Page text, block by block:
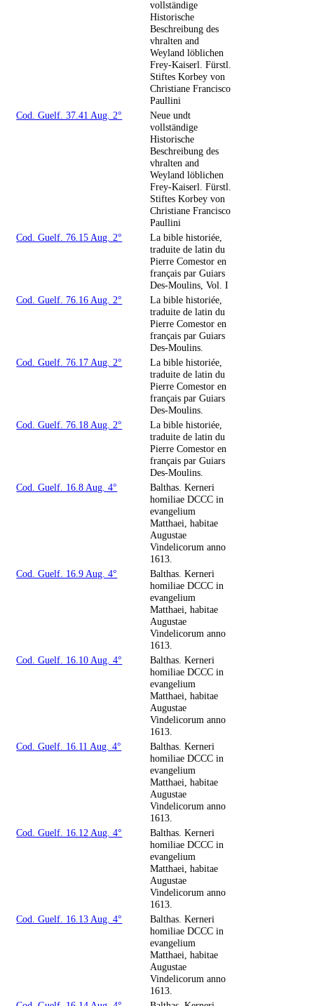
vollständige
Historische
Beschreibung des
vhralten and
Weyland löblichen
Frey-Kaiserl. Fürstl.
Stiftes Korbey von
Christiane Francisco
Paullini
Cod. Guelf. 37.41 Aug. 2°
Neue undt
vollständige
Historische
Beschreibung des
vhralten and
Weyland löblichen
Frey-Kaiserl. Fürstl.
Stiftes Korbey von
Christiane Francisco
Paullini
Cod. Guelf. 76.15 Aug. 2°
La bible historiée,
traduite de latin du
Pierre Comestor en
français par Guiars
Des-Moulins, Vol. I
Cod. Guelf. 76.16 Aug. 2°
La bible historiée,
traduite de latin du
Pierre Comestor en
français par Guiars
Des-Moulins.
Cod. Guelf. 76.17 Aug. 2°
La bible historiée,
traduite de latin du
Pierre Comestor en
français par Guiars
Des-Moulins.
Cod. Guelf. 76.18 Aug. 2°
La bible historiée,
traduite de latin du
Pierre Comestor en
français par Guiars
Des-Moulins.
Cod. Guelf. 16.8 Aug. 4°
Balthas. Kerneri
homiliae DCCC in
evangelium
Matthaei, habitae
Augustae
Vindelicorum anno
1613.
Cod. Guelf. 16.9 Aug. 4°
Balthas. Kerneri
homiliae DCCC in
evangelium
Matthaei, habitae
Augustae
Vindelicorum anno
1613.
Cod. Guelf. 16.10 Aug. 4°
Balthas. Kerneri
homiliae DCCC in
evangelium
Matthaei, habitae
Augustae
Vindelicorum anno
1613.
Cod. Guelf. 16.11 Aug. 4°
Balthas. Kerneri
homiliae DCCC in
evangelium
Matthaei, habitae
Augustae
Vindelicorum anno
1613.
Cod. Guelf. 16.12 Aug. 4°
Balthas. Kerneri
homiliae DCCC in
evangelium
Matthaei, habitae
Augustae
Vindelicorum anno
1613.
Cod. Guelf. 16.13 Aug. 4°
Balthas. Kerneri
homiliae DCCC in
evangelium
Matthaei, habitae
Augustae
Vindelicorum anno
1613.